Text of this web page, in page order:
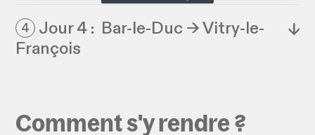
4
Jour 4 : Bar-le-Duc → Vitry-le-
François
↓
Comment s'y rendre ?